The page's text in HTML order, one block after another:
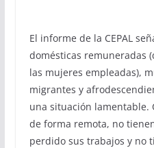
El informe de la CEPAL
domésticas remuneradas
las mujeres empleadas),
migrantes y
una situación lamentable.
de forma remota, no
perdido sus trabajos y no